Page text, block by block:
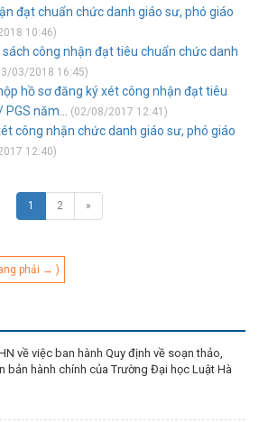
đạt chuẩn chức danh giáo sư, phó giáo
10:46)
sách công nhận đạt tiêu chuẩn chức danh
03/2018 16:45)
hồ sơ đăng ký xét công nhận đạt tiêu
năm...
(02/08/2017 12:41)
công nhận chức danh giáo sư, phó giáo
12:40)
1 2 »
phải → )
về việc ban hành Quy định về soạn thảo,
bản hành chính của Trường Đại học Luật Hà